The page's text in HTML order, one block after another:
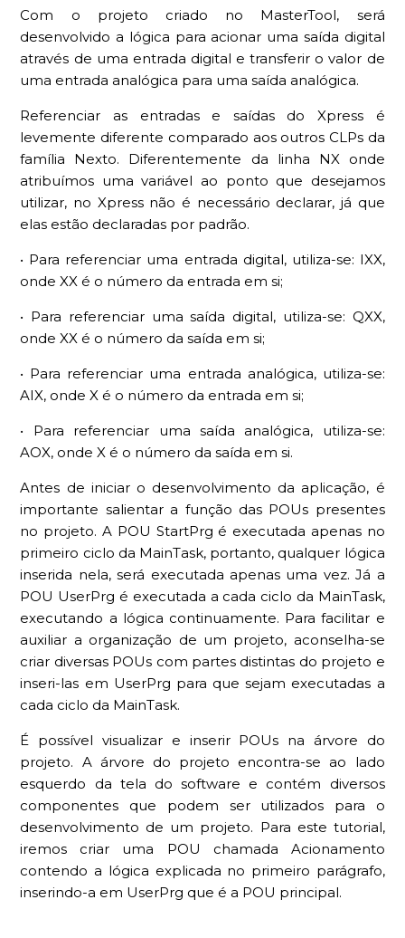
Com o projeto criado no MasterTool, será
desenvolvido a lógica para acionar uma saída digital
através de uma entrada digital e transferir o valor de
uma entrada analógica para uma saída analógica.
Referenciar as entradas e saídas do Xpress é
levemente diferente comparado aos outros CLPs da
família Nexto. Diferentemente da linha NX onde
atribuímos uma variável ao ponto que desejamos
utilizar, no Xpress não é necessário declarar, já que
elas estão declaradas por padrão.
• Para referenciar uma entrada digital, utiliza-se: IXX,
onde XX é o número da entrada em si;
• Para referenciar uma saída digital, utiliza-se: QXX,
onde XX é o número da saída em si;
• Para referenciar uma entrada analógica, utiliza-se:
AIX, onde X é o número da entrada em si;
• Para referenciar uma saída analógica, utiliza-se:
AOX, onde X é o número da saída em si.
Antes de iniciar o desenvolvimento da aplicação, é
importante salientar a função das POUs presentes
no projeto. A POU StartPrg é executada apenas no
primeiro ciclo da MainTask, portanto, qualquer lógica
inserida nela, será executada apenas uma vez. Já a
POU UserPrg é executada a cada ciclo da MainTask,
executando a lógica continuamente. Para facilitar e
auxiliar a organização de um projeto, aconselha-se
criar diversas POUs com partes distintas do projeto e
inseri-las em UserPrg para que sejam executadas a
cada ciclo da MainTask.
É possível visualizar e inserir POUs na árvore do
projeto. A árvore do projeto encontra-se ao lado
esquerdo da tela do software e contém diversos
componentes que podem ser utilizados para o
desenvolvimento de um projeto. Para este tutorial,
iremos criar uma POU chamada Acionamento
contendo a lógica explicada no primeiro parágrafo,
inserindo-a em UserPrg que é a POU principal.